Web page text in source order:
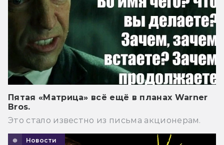
Пятая «Матрица» всё ещё в планах Warner
Bros.
Это стало известно из письма акционерам.
Новости